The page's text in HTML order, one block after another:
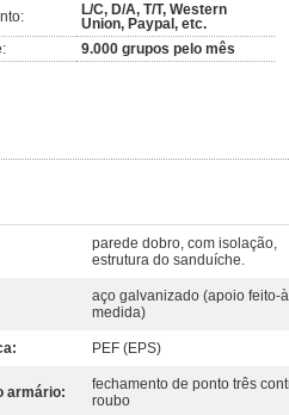
L/C, D/A, T/T, Western
Union, Paypal, etc.
9.000 grupos pelo mês
parede dobro, com isolação,
estrutura do sanduíche.
aço galvanizado (apoio feito-
medida)
PEF (EPS)
armário:
fechamento de ponto três
roubo